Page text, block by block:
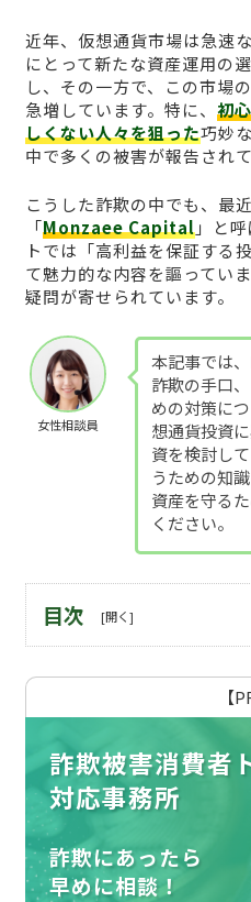
近年、仮想通貨市場は急速
にとって新たな資産運用の
し、その一方で、この市場
急増しています。特に、 初
しくない人々を狙った巧妙
中で多くの被害が報告されて
こうした詐欺の中でも、最
「Monzaee Capital」と
トでは「高利益を保証する
て魅力的な内容を謳ってい
疑問が寄せられています。
女性相談員
本記事では
詐欺の手口
めの対策に
想通貨投資
資を検討し
うための知
資産を守る
ください。
目次
【
詐欺被害消費者
対応事務所
詐欺にあったら
早めに相談！